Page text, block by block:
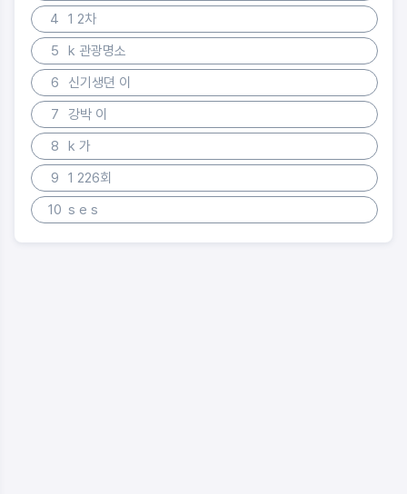
4
1 2차
5
k 관광명소
6
신기생뎐 이
7
강박 이
8
k 가
9
1 226회
10 s e s